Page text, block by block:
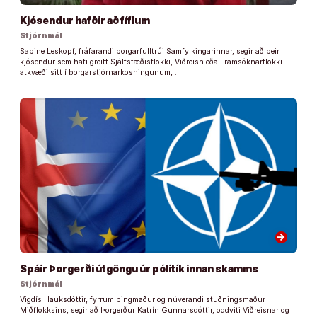
Kjósendur hafðir að fíflum
Stjórnmál
Sabine Leskopf, fráfarandi borgarfulltrúi Samfylkingarinnar, segir að þeir
kjósendur sem hafi greitt Sjálfstæðisflokki, Viðreisn eða Framsóknarflokki
atkvæði sitt í borgarstjórnarkosningunum, …
arrow_forward
Spáir Þorgerði útgöngu úr pólitík innan skamms
Stjórnmál
Vigdís Hauksdóttir, fyrrum þingmaður og núverandi stuðningsmaður
Miðflokksins, segir að Þorgerður Katrín Gunnarsdóttir, oddviti Viðreisnar og